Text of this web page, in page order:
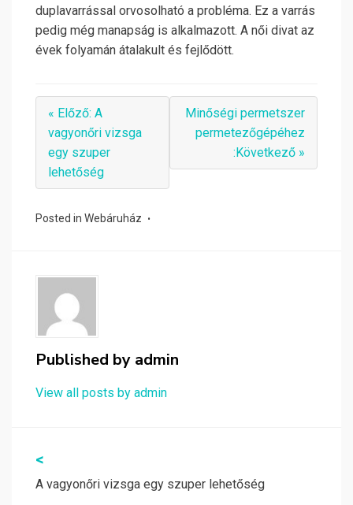
duplavarrással orvosolható a probléma. Ez a varrás
pedig még manapság is alkalmazott. A női divat az
évek folyamán átalakult és fejlődött.
« Előző: A
vagyonőri vizsga
egy szuper
lehetőség
Minőségi permetszer
permetezőgépéhez
:Következő »
Posted in Webáruház
Published by admin
View all posts by admin
Bejegyzés
navigáció
<
A vagyonőri vizsga egy szuper lehetőség